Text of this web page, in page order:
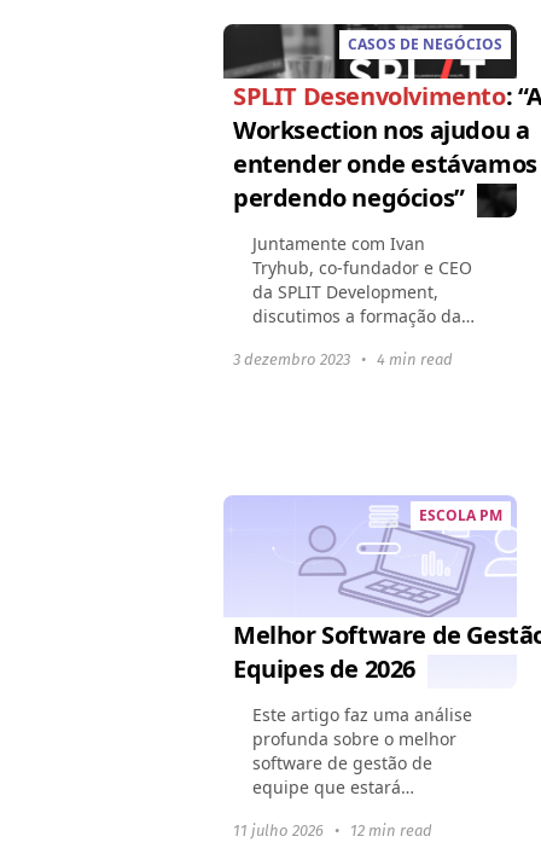
CASOS DE NEGÓCIOS
SPLIT Desenvolvimento:
Worksection nos ajudou a
entender onde estávamos
perdendo negócios”
Juntamente com Ivan
Tryhub, co-fundador e CEO
da SPLIT Development,
discutimos a formação da
dos projetos, as vantagens
3 dezembro 2023 • 4 min read
ESCOLA PM
Melhor Software de
Equipes de 2026
Este artigo faz uma análise
profunda sobre o melhor
software de gestão de
equipe que estará
mostra como essas
11 julho 2026 • 12 min read